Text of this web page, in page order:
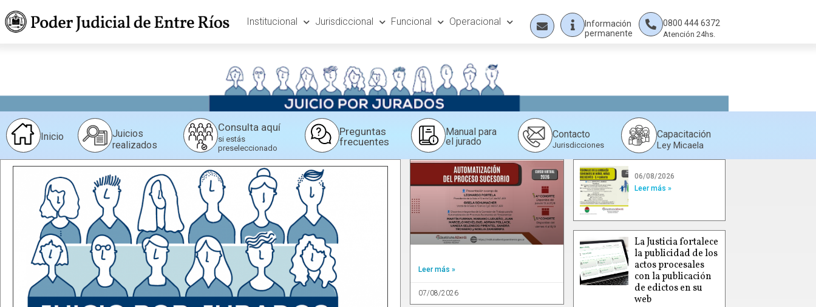
Institucional Jurisdiccional Funcional Operacional
Información
permanente
0800 444 6372
Atención 24hs.
Inicio
Juicios
realizados
Consulta aquí
si estás
preseleccionado
Preguntas
frecuentes
Manual para
el jurado
Contacto
Jurisdicciones
Capacitación
Ley Micaela
Leer más »
07/08/2026
06/08/2026
Leer más »
La Justicia fortalece
la publicidad de los
actos procesales
con la publicación
de edictos en su
web